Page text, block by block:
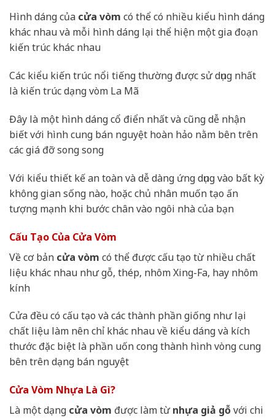
Hình dáng của cửa vòm có thể có nhiều kiểu hình dáng
khác nhau và mỗi hình dáng lại thể hiện một gia đoạn
kiến trúc khác nhau
Các kiểu kiến trúc nổi tiếng thường được sử dụng nhất
là kiến trúc dạng vòm La Mã
Đây là một hình dáng cổ điển nhất và cũng dễ nhận
biết với hình cung bán nguyệt hoàn hảo nằm bên trên
các giá đỡ song song
Với kiểu thiết kế an toàn và dễ dàng ứng dụng vào bất kỳ
không gian sống nào, hoặc chủ nhân muốn tạo ấn
tượng mạnh khi bước chân vào ngôi nhà của bạn
Cấu Tạo Của Cửa Vòm
Về cơ bản cửa vòm có thể được cấu tạo từ nhiều chất
liệu khác nhau như gỗ, thép, nhôm Xing-Fa, hay nhôm
kính
Cửa đều có cấu tạo và các thành phần giống như lại
chất liệu làm nên chỉ khác nhau về kiểu dáng và kích
thước đặc biệt là phần uốn cong thành hình vòng cung
bên trên dạng bán nguyệt
Cửa Vòm Nhựa Là Gì?
Là một dạng cửa vòm được làm từnhựa giả gỗvới chi